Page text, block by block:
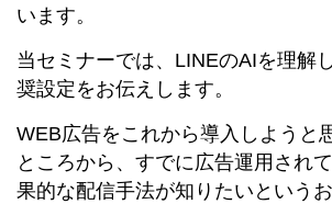
います。
当セミナーでは、LINEのAIを理解
奨設定をお伝えします。
WEB広告をこれから導入しようと
ところから、すでに広告運用され
果的な配信手法が知りたいという